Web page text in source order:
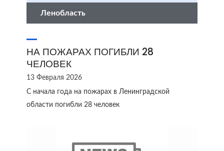
Ленобласть
НА ПОЖАРАХ ПОГИБЛИ 28
ЧЕЛОВЕК
13 Февраля 2026
С начала года на пожарах в Ленинградской
области погибли 28 человек